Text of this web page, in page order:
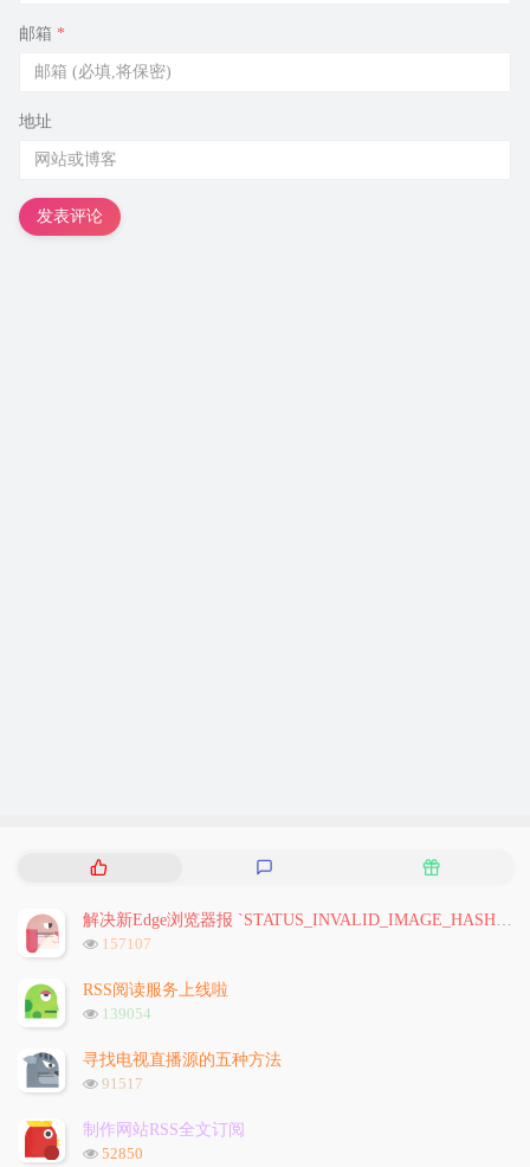
邮箱 *
地址
发表评论
热
文
章
评
随
文
解决新Edge浏览器报 `STATUS_INVALID_IMAGE_HASH` 问题
浏
次
数:
157107
RSS阅读服务上线啦
浏
次
数:
139054
寻找电视直播源的五种方法
浏
次
数:
91517
制作网站RSS全文订阅
浏
52850